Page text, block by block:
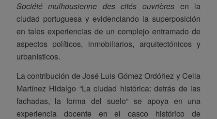
Société mulhousienne des cités ouvrières en la
ciudad portuguesa y evidenciando la superposición
en tales experiencias de un complejo entramado de
aspectos políticos, inmobiliarios, arquitectónicos y
urbanísticos.
La contribución de José Luis Gómez Ordóñez y Celia
Martínez Hidalgo “La ciudad histórica: detrás de las
fachadas, la forma del suelo” se apoya en una
experiencia docente en el casco histórico de